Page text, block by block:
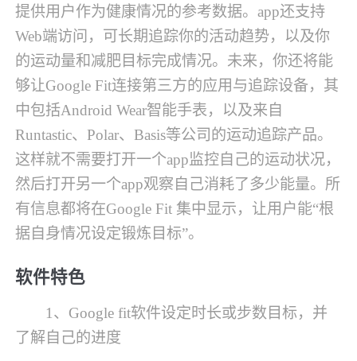
提供用户作为健康情况的参考数据。app还支持
Web端访问，可长期追踪你的活动趋势，以及你
的运动量和减肥目标完成情况。未来，你还将能
够让Google Fit连接第三方的应用与追踪设备，其
中包括Android Wear智能手表，以及来自
Runtastic、Polar、Basis等公司的运动追踪产品。
这样就不需要打开一个app监控自己的运动状况，
然后打开另一个app观察自己消耗了多少能量。所
有信息都将在Google Fit 集中显示，让用户能“根
据自身情况设定锻炼目标”。
软件特色
1、Google fit软件设定时长或步数目标，并
了解自己的进度